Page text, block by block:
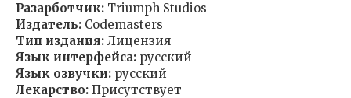
Разарботчик: Triumph Studios
Издатель: Codemasters
Тип издания: Лицензия
Язык интерфейса: русский
Язык озвучки: русский
Лекарство: Присутствует